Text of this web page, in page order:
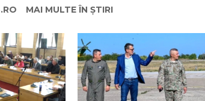
MAI MULTE ÎN ȘTIRI